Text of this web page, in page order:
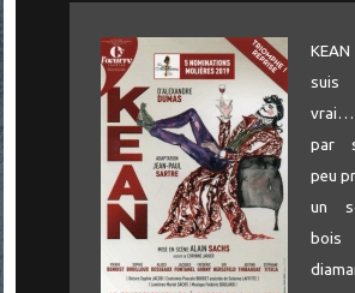
suis
par
peu
un
bois